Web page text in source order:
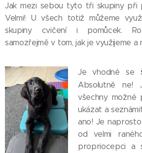
Jak mezi sebou tyto tři skupiny při
Velmi! U všech totiž můžeme
skupiny cvičení i pomůcek.
samozřejmě v tom, jak je využijeme a
Je vhodné se
Absolutně ne!
všechny možné
ukázat a
ano! Je
od velmi
propriocepci a